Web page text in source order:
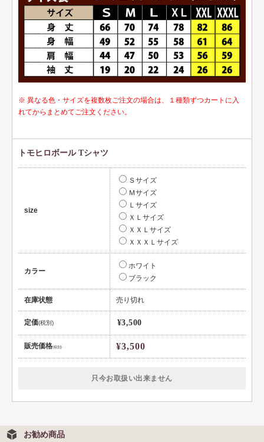
※ 異なる色・サイズを複数枚ご注文の場合は、１種類ずつカートに入
れてからまとめてご注文ください。
トモヒロボール Tシャツ
size
Ｓサイズ
Ｍサイズ
Ｌサイズ
ＸＬサイズ
ＸＸＬサイズ
ＸＸＸＬサイズ
カラー
ホワイト
ブラック
在庫状態 売り切れ
定価(税別) ¥3,500
販売価格(税別) ¥3,500
只今お取扱い出来ません
お勧め商品